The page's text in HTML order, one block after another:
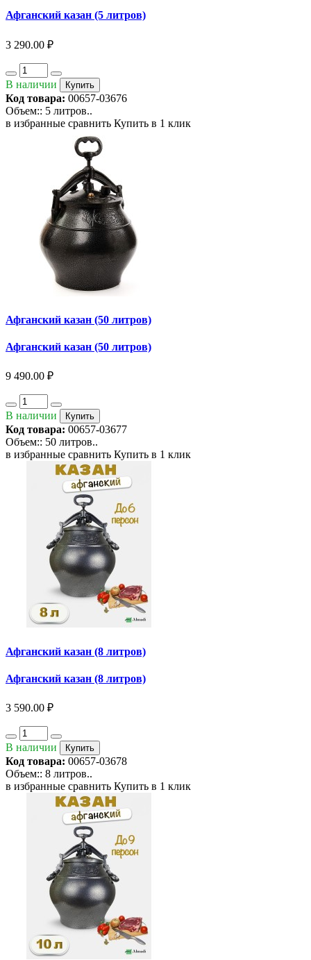
Афганский казан (5 литров)
3 290.00 ₽
В наличии Купить
Код товара: 00657-03676
Объем:: 5 литров..
в избранные сравнить Купить в 1 клик
Афганский казан (50 литров)
Афганский казан (50 литров)
9 490.00 ₽
В наличии Купить
Код товара: 00657-03677
Объем:: 50 литров..
в избранные сравнить Купить в 1 клик
Афганский казан (8 литров)
Афганский казан (8 литров)
3 590.00 ₽
В наличии Купить
Код товара: 00657-03678
Объем:: 8 литров..
в избранные сравнить Купить в 1 клик